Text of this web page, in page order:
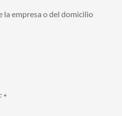
empresa o del domicilio
*